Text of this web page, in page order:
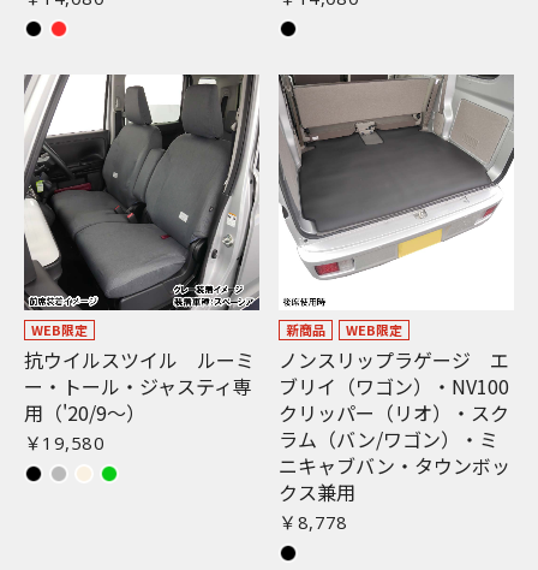
WEB限定
抗ウイルスツイル ルーミ
ー・トール・ジャスティ専
用（'20/9〜）
￥19,580
新商品 WEB限定
ノンスリップラゲージ エ
ブリイ（ワゴン）・NV100
クリッパー（リオ）・スク
ラム（バン/ワゴン）・ミ
ニキャブバン・タウンボッ
クス兼用
￥8,778